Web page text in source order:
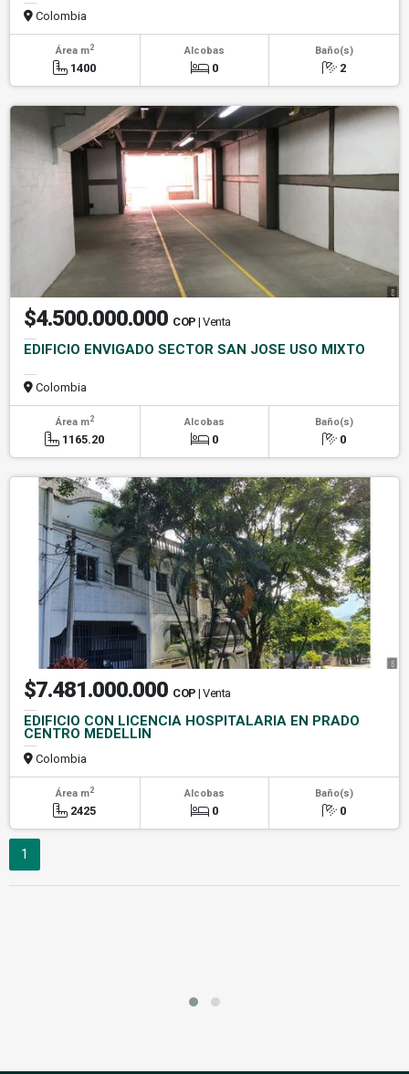
Colombia
Área m2
1400
Alcobas
0
Baño(s)
2
$4.500.000.000 COP | Venta
EDIFICIO ENVIGADO SECTOR SAN JOSE USO MIXTO
Colombia
Área m2
1165.20
Alcobas
0
Baño(s)
0
$7.481.000.000 COP | Venta
EDIFICIO CON LICENCIA HOSPITALARIA EN PRADO
CENTRO MEDELLIN
Colombia
Área m2
2425
Alcobas
0
Baño(s)
0
1